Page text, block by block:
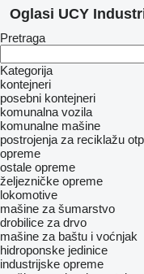
Oglasi UCY
Pretraga
Kategorija
kontejneri
posebni kontejneri
komunalna vozila
komunalne mašine
postrojenja za reciklažu
opreme
ostale opreme
željezničke opreme
lokomotive
mašine za šumarstvo
drobilice za drvo
mašine za baštu i voćnjak
hidroponske jedinice
industrijske opreme